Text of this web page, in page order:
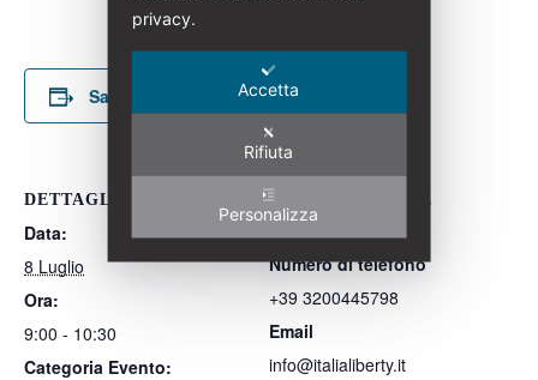
Salva nel tuo calendario
DETTAGLI
Data:
8 Luglio
Ora:
9:00 - 10:30
Categoria Evento:
ORGANIZZATORE
Italia Liberty
Numero di telefono
+39 3200445798
Email
info@italialiberty.it
privacy.
Accetta
Rifiuta
Personalizza